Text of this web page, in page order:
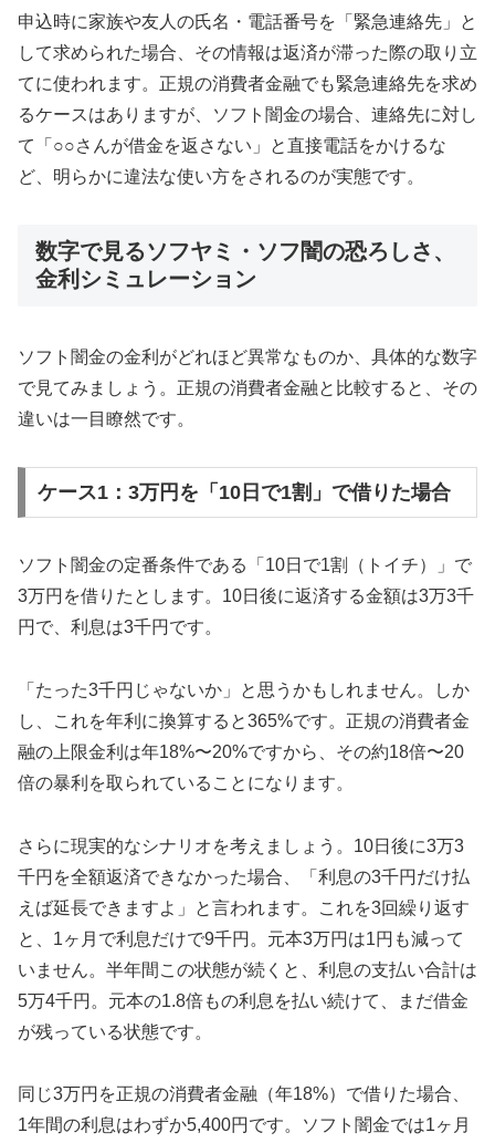
申込時に家族や友人の氏名・電話番号を「緊急連絡先」と
して求められた場合、その情報は返済が滞った際の取り立
てに使われます。正規の消費者金融でも緊急連絡先を求め
るケースはありますが、ソフト闇金の場合、連絡先に対し
て「○○さんが借金を返さない」と直接電話をかけるな
ど、明らかに違法な使い方をされるのが実態です。
数字で見るソフヤミ・ソフ闇の恐ろしさ、
金利シミュレーション
ソフト闇金の金利がどれほど異常なものか、具体的な数字
で見てみましょう。正規の消費者金融と比較すると、その
違いは一目瞭然です。
ケース1：3万円を「10日で1割」で借りた場合
ソフト闇金の定番条件である「10日で1割（トイチ）」で
3万円を借りたとします。10日後に返済する金額は3万3千
円で、利息は3千円です。
「たった3千円じゃないか」と思うかもしれません。しか
し、これを年利に換算すると365%です。正規の消費者金
融の上限金利は年18%〜20%ですから、その約18倍〜20
倍の暴利を取られていることになります。
さらに現実的なシナリオを考えましょう。10日後に3万3
千円を全額返済できなかった場合、「利息の3千円だけ払
えば延長できますよ」と言われます。これを3回繰り返す
と、1ヶ月で利息だけで9千円。元本3万円は1円も減って
いません。半年間この状態が続くと、利息の支払い合計は
5万4千円。元本の1.8倍もの利息を払い続けて、まだ借金
が残っている状態です。
同じ3万円を正規の消費者金融（年18%）で借りた場合、
1年間の利息はわずか5,400円です。ソフト闇金では1ヶ月